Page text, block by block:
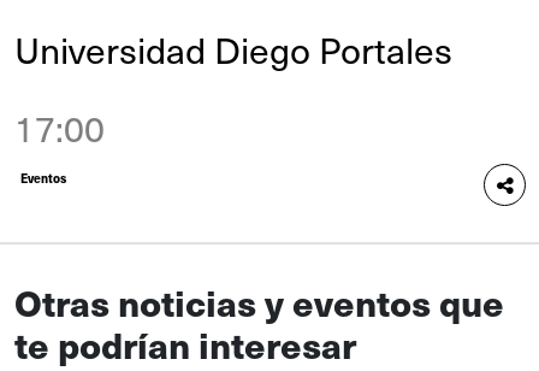
Universidad Diego Portales
17:00
Eventos
Otras noticias y eventos que
te podrían interesar